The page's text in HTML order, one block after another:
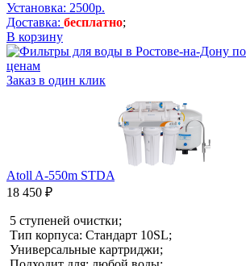
Установка: 2500р.
Доставка: бесплатно;
В корзину
Заказ в один клик
Atoll A-550m STDA
18 450 ₽
5 ступеней очистки;
Тип корпуса: Стандарт 10SL;
Универсальные картриджи;